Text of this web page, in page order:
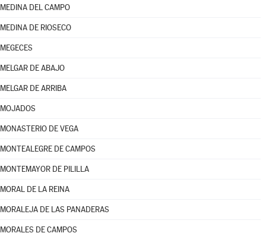
MEDINA DEL CAMPO
MEDINA DE RIOSECO
MEGECES
MELGAR DE ABAJO
MELGAR DE ARRIBA
MOJADOS
MONASTERIO DE VEGA
MONTEALEGRE DE CAMPOS
MONTEMAYOR DE PILILLA
MORAL DE LA REINA
MORALEJA DE LAS PANADERAS
MORALES DE CAMPOS